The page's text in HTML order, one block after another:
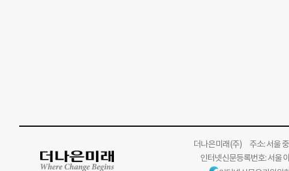
더나은미래(주)주소: 서울 중
인터넷신문등록번호: 서